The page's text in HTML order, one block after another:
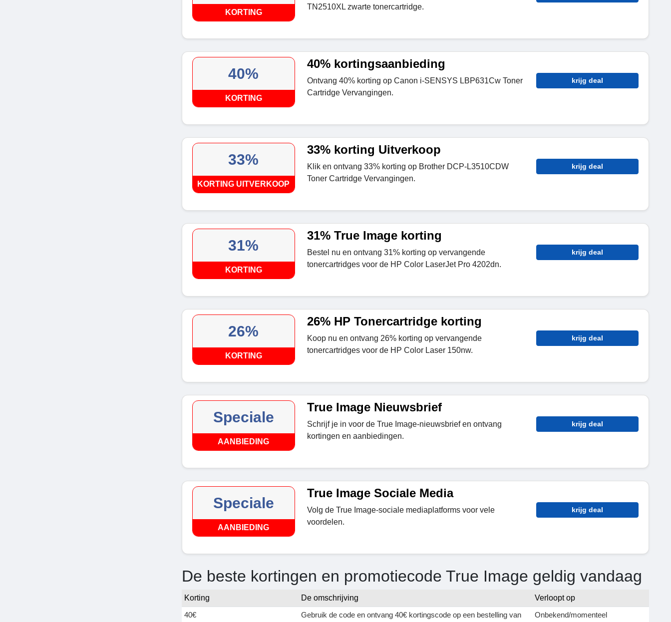
KORTING
TN2510XL zwarte tonercartridge.
40%
KORTING
40% kortingsaanbieding
Ontvang 40% korting op Canon i-SENSYS LBP631Cw Toner
Cartridge Vervangingen.
krijg deal
33%
KORTING UITVERKOOP
33% korting Uitverkoop
Klik en ontvang 33% korting op Brother DCP-L3510CDW
Toner Cartridge Vervangingen.
krijg deal
31%
KORTING
31% True Image korting
Bestel nu en ontvang 31% korting op vervangende
tonercartridges voor de HP Color LaserJet Pro 4202dn.
krijg deal
26%
KORTING
26% HP Tonercartridge korting
Koop nu en ontvang 26% korting op vervangende
tonercartridges voor de HP Color Laser 150nw.
krijg deal
Speciale
AANBIEDING
True Image Nieuwsbrief
Schrijf je in voor de True Image-nieuwsbrief en ontvang
kortingen en aanbiedingen.
krijg deal
Speciale
AANBIEDING
True Image Sociale Media
Volg de True Image-sociale mediaplatforms voor vele
voordelen.
krijg deal
De beste kortingen en promotiecode True Image geldig vandaag
Korting De omschrijving
Verloopt op
40€
Gebruik de code en ontvang 40€ kortingscode op een bestelling van
Onbekend/momenteel